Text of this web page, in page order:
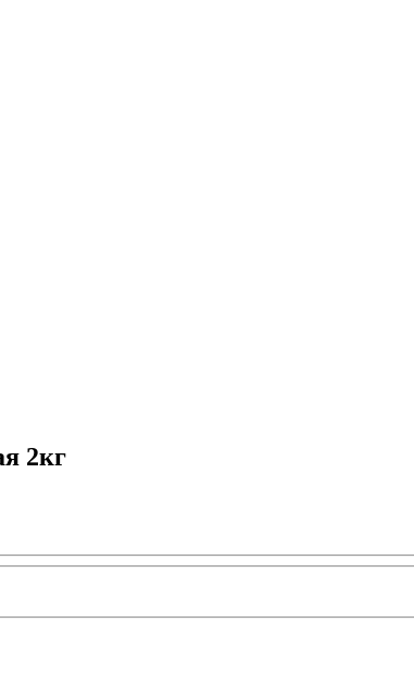
2кг